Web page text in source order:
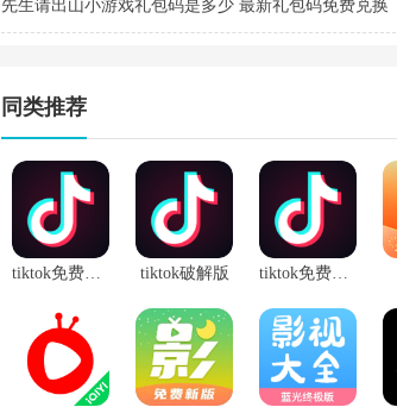
先生请出山小游戏礼包码是多少 最新礼包码免费兑换
同类推荐
tiktok免费破解版 tiktok破解版 tiktok免费破解版安卓